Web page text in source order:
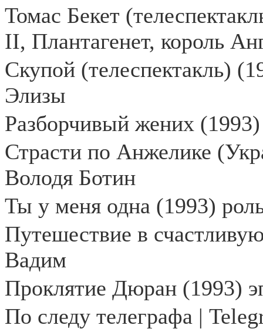
Томас Бекет
II, Плантагенет, король
Скупой (телеспектакль)
Элизы
Разборчивый жених
Страсти по Анжелике
Володя Ботин
Ты у меня одна (1993)
Путешествие в
Вадим
Проклятие Дюран (1993)
По следу телеграфа |